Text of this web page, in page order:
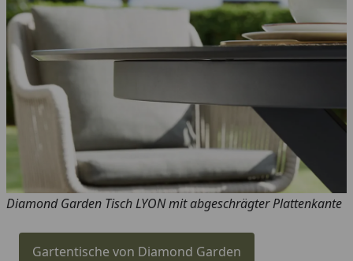
Diamond Garden Tisch LYON mit abgeschrägter Plattenkante
Gartentische von Diamond Garden